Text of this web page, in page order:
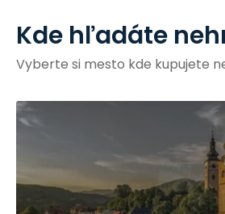
Kde hľadáte
Vyberte si mesto kde kupujete